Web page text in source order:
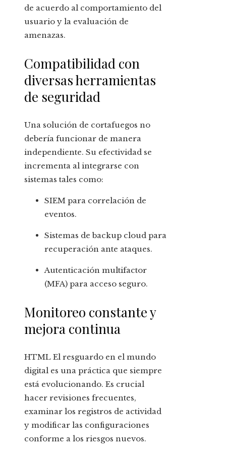
de acuerdo al comportamiento del
usuario y la evaluación de
amenazas.
Compatibilidad con
diversas herramientas
de seguridad
Una solución de cortafuegos no
debería funcionar de manera
independiente. Su efectividad se
incrementa al integrarse con
sistemas tales como:
SIEM para correlación de
eventos.
Sistemas de backup cloud para
recuperación ante ataques.
Autenticación multifactor
(MFA) para acceso seguro.
Monitoreo constante y
mejora continua
HTML El resguardo en el mundo
digital es una práctica que siempre
está evolucionando. Es crucial
hacer revisiones frecuentes,
examinar los registros de actividad
y modificar las configuraciones
conforme a los riesgos nuevos.